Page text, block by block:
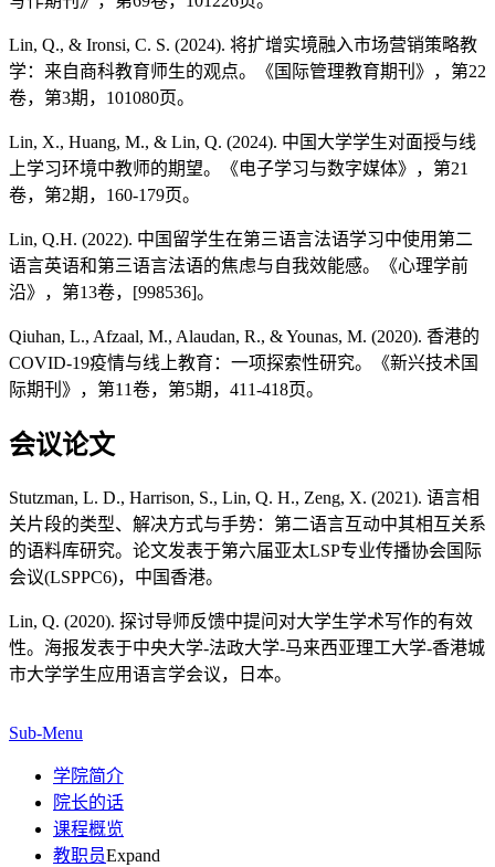
Lin, Q., & Ironsi, C. S. (2024). 将扩增实境融入市场营销策略教
学：来自商科教育师生的观点。《国际管理教育期刊》，第22
卷，第3期，101080页。
Lin, X., Huang, M., & Lin, Q. (2024). 中国大学学生对面授与线
上学习环境中教师的期望。《电子学习与数字媒体》，第21
卷，第2期，160-179页。
Lin, Q.H. (2022). 中国留学生在第三语言法语学习中使用第二
语言英语和第三语言法语的焦虑与自我效能感。《心理学前
沿》，第13卷，[998536]。
Qiuhan, L., Afzaal, M., Alaudan, R., & Younas, M. (2020). 香港的
COVID-19疫情与线上教育：一项探索性研究。《新兴技术国
际期刊》，第11卷，第5期，411-418页。
会议论文
Stutzman, L. D., Harrison, S., Lin, Q. H., Zeng, X. (2021). 语言相
关片段的类型、解决方式与手势：第二语言互动中其相互关系
的语料库研究。论文发表于第六届亚太LSP专业传播协会国际
会议(LSPPC6)，中国香港。
Lin, Q. (2020). 探讨导师反馈中提问对大学生学术写作的有效
性。海报发表于中央大学-法政大学-马来西亚理工大学-香港城
市大学学生应用语言学会议，日本。
Sub-Menu
学院简介
院长的话
课程概览
教职员Expand